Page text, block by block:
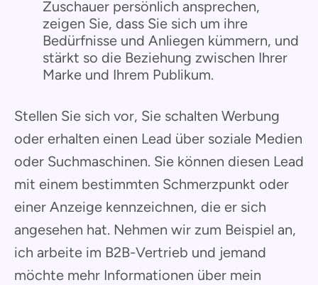
Zuschauer persönlich ansprechen,
zeigen Sie, dass Sie sich um ihre
Bedürfnisse und Anliegen kümmern, und
stärkt so die Beziehung zwischen Ihrer
Marke und Ihrem Publikum.
Stellen Sie sich vor, Sie schalten Werbung
oder erhalten einen Lead über soziale Medien
oder Suchmaschinen. Sie können diesen Lead
mit einem bestimmten Schmerzpunkt oder
einer Anzeige kennzeichnen, die er sich
angesehen hat. Nehmen wir zum Beispiel an,
ich arbeite im B2B-Vertrieb und jemand
möchte mehr Informationen über mein